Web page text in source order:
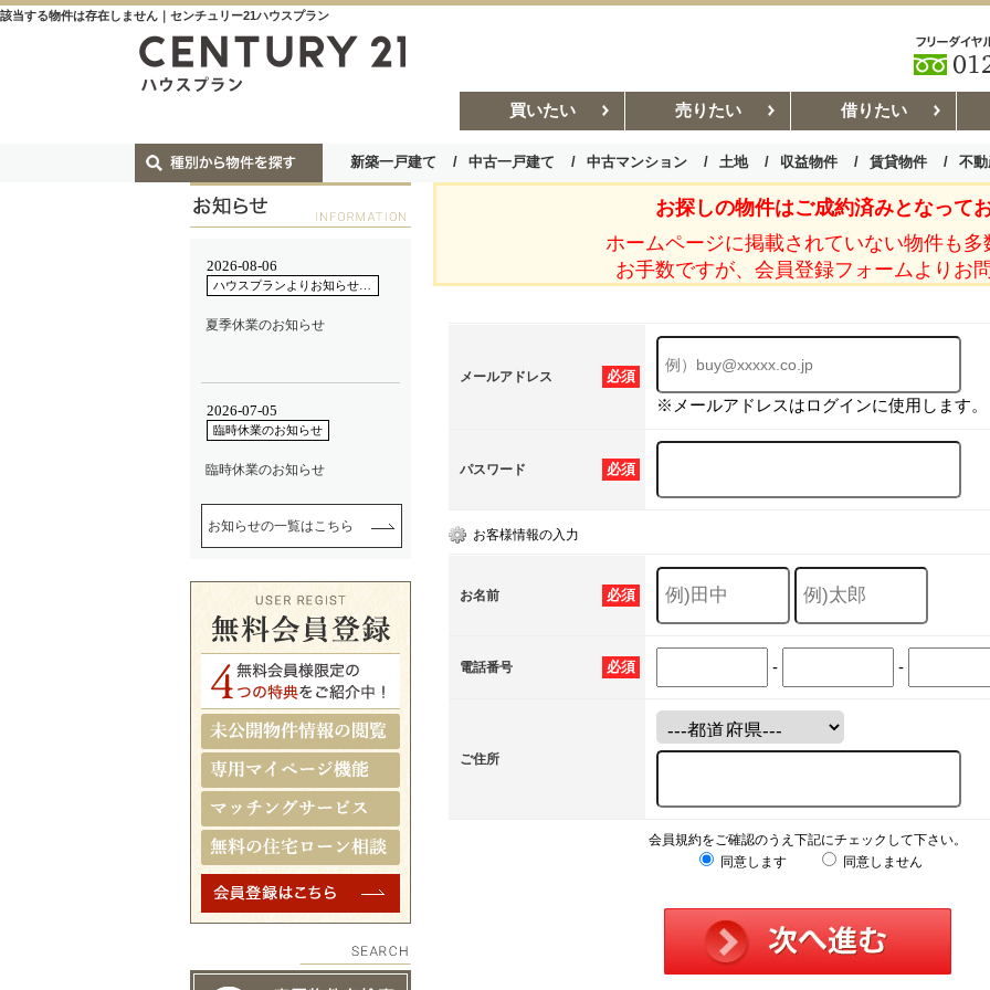
該当する物件は存在しません｜センチュリー21ハウスプラン
買いたい 売りたい 借りたい
新築一戸建て 中古一戸建て 中古マンション 土地 収益物件 賃貸物件 不
お部屋探しコラム 賃貸管理コ
お探しの物件はご成約済みとなってお
ホームページに掲載されていない物件も多
お手数ですが、会員登録フォームよりお
必須
メールアドレス
※メールアドレスはログインに使用します。
必須
パスワード
お客様情報の入力
必須
お名前
必須
電話番号 - -
ご住所
会員規約をご確認のうえ下記にチェックして下さい。
同意します
同意しません
お知らせの一覧はこちら